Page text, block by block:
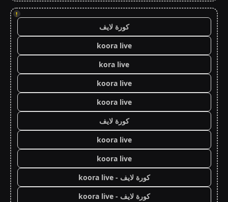
!
كورة لايف
koora live
kora live
koora live
koora live
كورة لايف
koora live
koora live
كورة لايف - koora live
كورة لايف - koora live